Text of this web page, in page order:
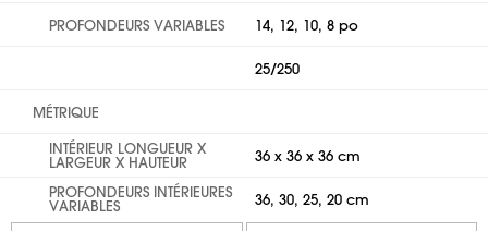
PROFONDEURS VARIABLES 14, 12, 10, 8 po
25/250
MÉTRIQUE
INTÉRIEUR LONGUEUR X
LARGEUR X HAUTEUR
36 x 36 x 36 cm
PROFONDEURS INTÉRIEURES
VARIABLES 36, 30, 25, 20 cm